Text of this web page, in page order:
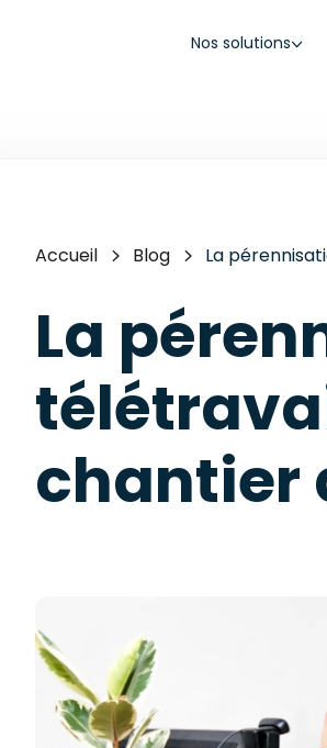
Nos solutions
Accueil Blog La
La
chantier